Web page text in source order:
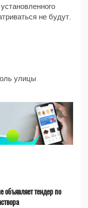
не будут.
улицы
тендер по